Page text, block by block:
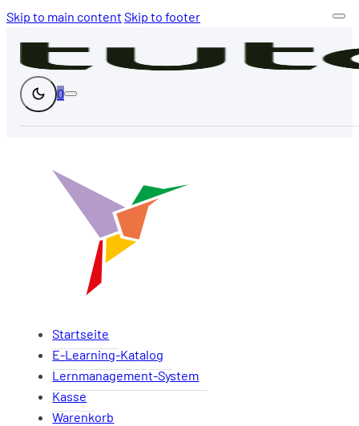
Skip to main content Skip to footer
0
Startseite
E-Learning-Katalog
Lernmanagement-System
Kasse
Warenkorb